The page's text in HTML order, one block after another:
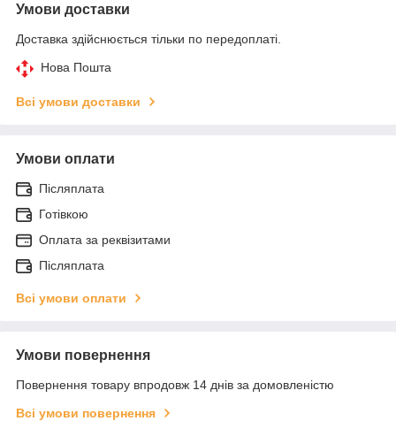
Умови доставки
Доставка здійснюється тільки по передоплаті.
Нова Пошта
Всі умови доставки
Умови оплати
Післяплата
Готівкою
Оплата за реквізитами
Післяплата
Всі умови оплати
Умови повернення
Повернення товару впродовж 14 днів за домовленістю
Всі умови повернення